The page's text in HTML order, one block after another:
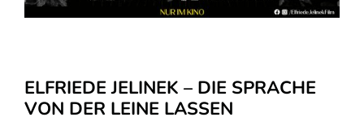
ELFRIEDE JELINEK – DIE SPRACHE
VON DER LEINE LASSEN